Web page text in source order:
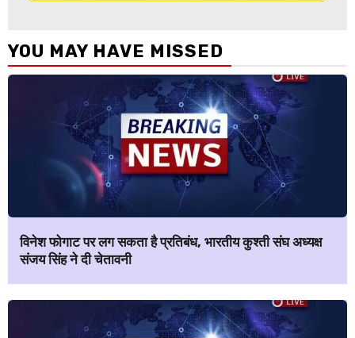
YOU MAY HAVE MISSED
विनेश फोगाट पर लग सकता है प्रतिबंध, भारतीय कुश्ती संघ अध्यक्ष
संजय सिंह ने दी चेतावनी